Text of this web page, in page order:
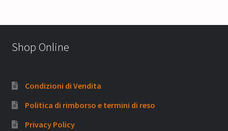
Shop Online
Condizioni di Vendita
Politica di rimborso e termini di reso
Privacy Policy